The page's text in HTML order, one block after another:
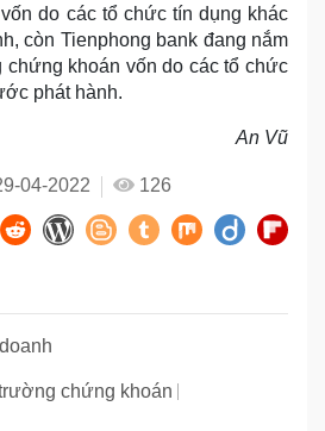
do các tổ chức tín dụng khác
còn Tienphong bank đang nắm
khoán vốn do các tổ chức
phát hành.
An Vũ
04-2022 126
chứng khoán